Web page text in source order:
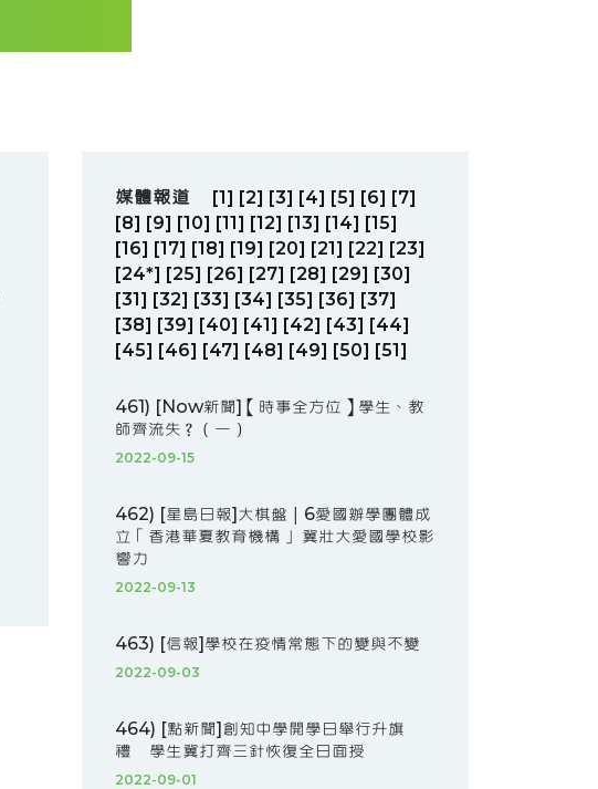
媒體報道 [1] [2] [3] [4] [5] [6] [7]
[8] [9] [10] [11] [12] [13] [14] [15]
[16] [17] [18] [19] [20] [21] [22] [23]
[24*] [25] [26] [27] [28] [29] [30]
[31] [32] [33] [34] [35] [36] [37]
[38] [39] [40] [41] [42] [43] [44]
[45] [46] [47] [48] [49] [50] [51]
461) [Now新聞]【時事全方位】學生、教
師齊流失？（一）
2022-09-15
462) [星島日報]大棋盤｜6愛國辦學團體成
立「香港華夏教育機構」 冀壯大愛國學校影
響力
2022-09-13
463) [信報]學校在疫情常態下的變與不變
2022-09-03
464) [點新聞]創知中學開學日舉行升旗
禮 學生冀打齊三針恢復全日面授
2022-09-01